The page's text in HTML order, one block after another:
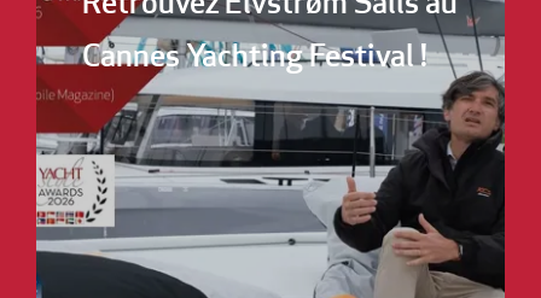
Cannes Yachting Festival !